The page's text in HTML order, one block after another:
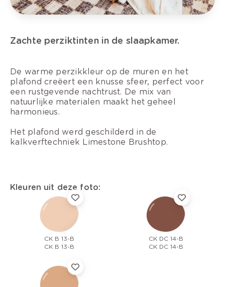
Zachte perziktinten in de slaapkamer.
De warme perzikkleur op de muren en het
plafond creëert een knusse sfeer, perfect voor
een rustgevende nachtrust. De mix van
natuurlijke materialen maakt het geheel
harmonieus.
Het plafond werd geschilderd in de
kalkverftechniek Limestone Brushtop.
Kleuren uit deze foto:
CK B 13-B
CK B 13-B
CK DC 14-B
CK DC 14-B